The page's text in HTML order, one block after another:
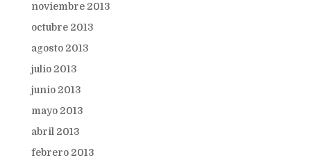
noviembre 2013
octubre 2013
agosto 2013
julio 2013
junio 2013
mayo 2013
abril 2013
febrero 2013